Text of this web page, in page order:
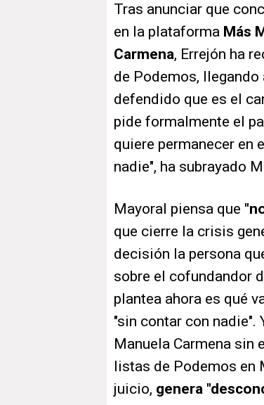
Tras anunciar que
en la plataforma Más
Carmena, Errejón ha
de Podemos, llegando
defendido que es el
pide formalmente el
quiere permanecer en
nadie", ha subrayado
Mayoral piensa que
que cierre la crisis
decisión la persona
sobre el cofundandor
plantea ahora es qué
"sin contar con nadie".
Manuela Carmena sin
listas de Podemos en
juicio, genera